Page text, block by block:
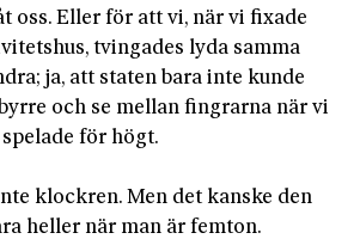
oss. Eller för att vi, när vi fixade
tvingades lyda samma
ja, att staten bara inte kunde
och se mellan fingrarna när vi
för högt.
klockren. Men det kanske den
heller när man är femton.